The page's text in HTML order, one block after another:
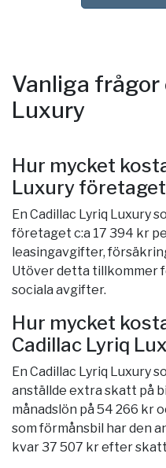
Vanliga frågor
Luxury
Hur mycket
Luxury
En Cadillac Lyriq Luxury
företaget c:a 17 394 kr
leasingavgifter,
Utöver detta tillkommer
sociala avgifter.
Hur mycket
Cadillac Lyriq
En Cadillac Lyriq Luxury
anställde extra skatt på
månadslön på 54 266 kr
som förmånsbil har den
kvar 37 507 kr efter